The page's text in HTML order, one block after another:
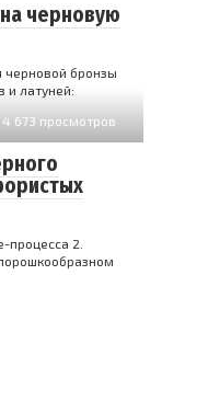
черновую
черновой бронзы
и латуней:
4 673 просмотров
процесса 2.